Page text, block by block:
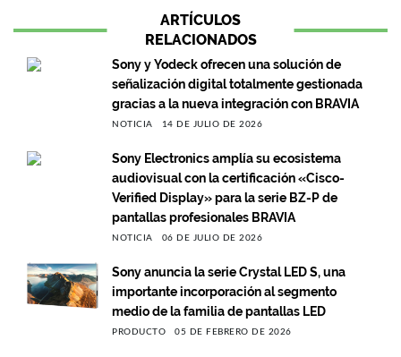
ARTÍCULOS
RELACIONADOS
Sony y Yodeck ofrecen una solución de
señalización digital totalmente gestionada
gracias a la nueva integración con BRAVIA
NOTICIA 14 DE JULIO DE 2026
Sony Electronics amplía su ecosistema
audiovisual con la certificación «Cisco-
Verified Display» para la serie BZ-P de
pantallas profesionales BRAVIA
NOTICIA 06 DE JULIO DE 2026
Sony anuncia la serie Crystal LED S, una
importante incorporación al segmento
medio de la familia de pantallas LED
PRODUCTO 05 DE FEBRERO DE 2026